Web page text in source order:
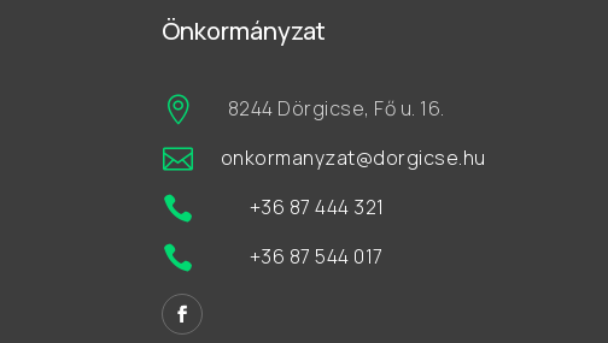
Önkormányzat
 8244 Dörgicse, Fő u. 16.
 onkormanyzat@dorgicse.hu
 +36 87 444 321
 +36 87 544 017